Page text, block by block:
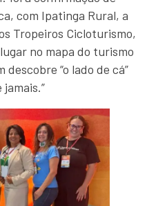
com Ipatinga Rural, a
Tropeiros Cicloturismo,
no mapa do turismo
“o lado de cá”